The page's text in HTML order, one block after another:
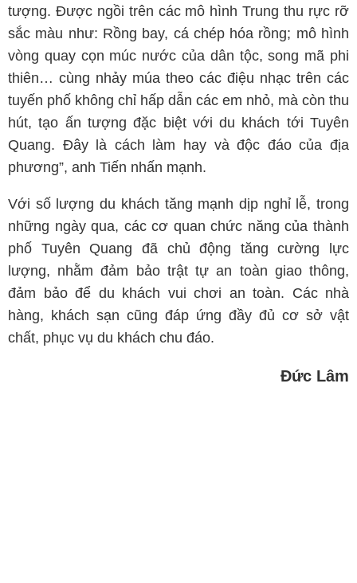
tượng. Được ngồi trên các mô hình Trung thu rực rỡ
sắc màu như: Rồng bay, cá chép hóa rồng; mô hình
vòng quay cọn múc nước của dân tộc, song mã phi
thiên… cùng nhảy múa theo các điệu nhạc trên các
tuyến phố không chỉ hấp dẫn các em nhỏ, mà còn thu
hút, tạo ấn tượng đặc biệt với du khách tới Tuyên
Quang. Đây là cách làm hay và độc đáo của địa
phương”, anh Tiến nhấn mạnh.
Với số lượng du khách tăng mạnh dịp nghỉ lễ, trong
những ngày qua, các cơ quan chức năng của thành
phố Tuyên Quang đã chủ động tăng cường lực
lượng, nhằm đảm bảo trật tự an toàn giao thông,
đảm bảo để du khách vui chơi an toàn. Các nhà
hàng, khách sạn cũng đáp ứng đầy đủ cơ sở vật
chất, phục vụ du khách chu đáo.
Đức Lâm